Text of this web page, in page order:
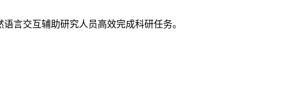
言交互辅助研究人员高效完成科研任务。